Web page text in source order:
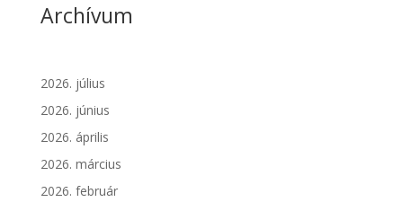
Archívum
2026. július
2026. június
2026. április
2026. március
2026. február